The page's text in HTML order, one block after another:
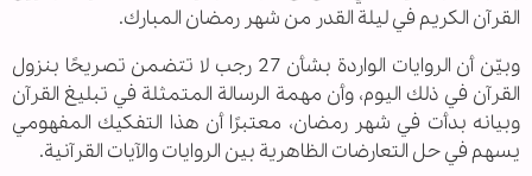
القرآن الكريم في ليلة القدر من شهر رمضان المبارك.
وبيّن أن الروايات الواردة بشأن 27 رجب لا تتضمن تصريحًا بنزول
القرآن في ذلك اليوم، وأن مهمة الرسالة المتمثلة في تبليغ القرآن
وبيانه بدأت في شهر رمضان، معتبرًا أن هذا التفكيك المفهومي
يسهم في حل التعارضات الظاهرية بين الروايات والآيات القرآنية.